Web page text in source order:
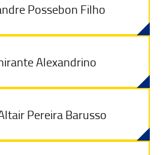
Possebon Filho
Alexandrino
Pereira Barusso